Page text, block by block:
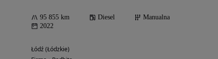
95 855 km Diesel
Manualna
2022
Łódź (Łódzkie)